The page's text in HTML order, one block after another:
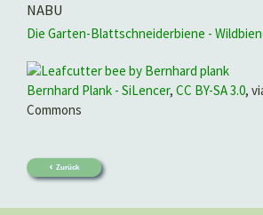
NABU
Die Garten-Blattschneiderbiene -
Bernhard Plank - SiLencer, CC BY-SA 3.0,
Commons
Zurück